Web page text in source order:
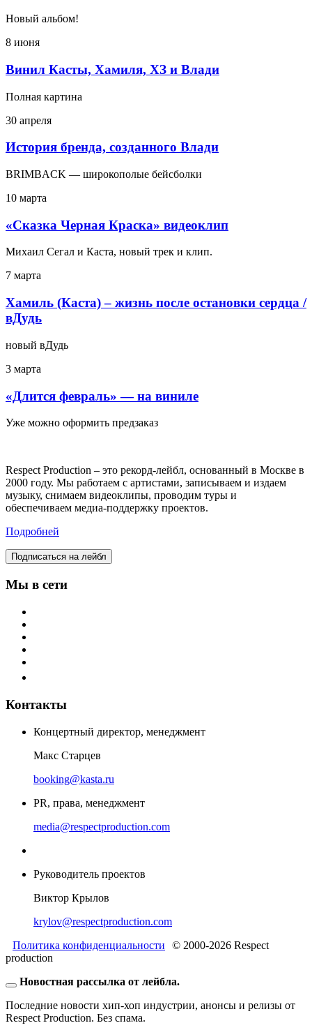
Новый альбом!
8 июня
Винил Касты, Хамиля, ХЗ и Влади
Полная картина
30 апреля
История бренда, созданного Влади
BRIMBACK — широкополые бейсболки
10 марта
«Сказка Черная Краска» видеоклип
Михаил Сегал и Каста, новый трек и клип.
7 марта
Хамиль (Каста) – жизнь после остановки сердца /
вДудь
новый вДудь
3 марта
«Длится февраль» — на виниле
Уже можно оформить предзаказ
Respect Production – это рекорд-лейбл, основанный в Москве в
2000 году. Мы работаем с артистами, записываем и издаем
музыку, снимаем видеоклипы, проводим туры и
обеспечиваем медиа-поддержку проектов.
Подробней
Подписаться на лейбл
Мы в сети
Контакты
Концертный директор, менеджмент
Макс Старцев
booking@kasta.ru
PR, права, менеджмент
media@respectproduction.com
Руководитель проектов
Виктор Крылов
krylov@respectproduction.com
Политика конфиденциальности
© 2000-2026 Respect
production
Новостная рассылка от лейбла.
Последние новости хип-хоп индустрии, анонсы и релизы от
Respect Production. Без спама.